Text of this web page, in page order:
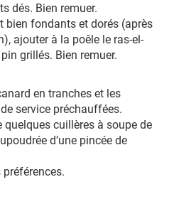
dés. Bien remuer.
bien fondants et dorés (après
ajouter à la poêle le ras-el-
grillés. Bien remuer.
en tranches et les
service préchauffées.
cuillères à soupe de
d’une pincée de